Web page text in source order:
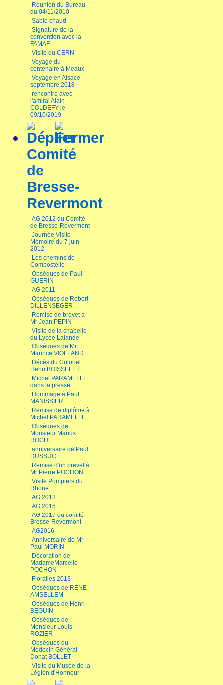
Réunion du Bureau
du 04/11/2010
Sable chaud
Signature de la
convention avec la
FAMAF
Visite du CERN
Voyage du
centenaire à Meaux
Voyage en Alsace
septembre 2018
rencontre avec
l'amiral Alain
COLDEFY le
09/10/2019
Comité
de
Bresse-
Revermont
AG 2012 du Comité
de Bresse-Revermont
Journée Visite
Mémoire du 7 juin
2012
Les chemins de
Compostelle
Obsèques de Paul
GUERIN
AG 2011
Obsèques de Robert
DILLENSEGER
Remise de brevet à
Mr Jean PEPIN
Visite de la chapelle
du Lycée Lalande
Obsèques de Mr
Maurice VIOLLAND
Décès du Colonel
Henri BOISSELET
Michel PARAMELLE
dans la presse
Hommage à Paul
MANISSIER
Remise de diplôme à
Michel PARAMELLE
Obsèques de
Monsieur Marius
ROCHE
anniversaire de Paul
DUSSUC
Remise d'un brevet à
Mr Pierre POCHON
Visite Pompiers du
Rhone
AG 2013
AG 2015
AG 2017 du comité
Bresse-Revermont
AG2016
Anniversaire de Mr
Paul MORIN
Décoration de
MadameMarcelle
POCHON
Floralies 2013
Obsèques de RENE
AMSELLEM
Obsèques de Henri
BEGUIN
Obsèques de
Monsieur Louis
ROZIER
Obsèques du
Médecin Général
Donat BOLLET
Visite du Musée de la
Légion d'Honneur